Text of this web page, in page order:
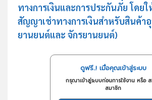
ทางการเงินและการประกันภัย โดย
สัญญาเช่าทางการเงินสำหรับสินค้า
ยานยนต์และ จักรยานยนต์)
ดูฟรี..! เมื่อคุณเข้าสู่ระบบ
กรุณาเข้าสู่ระบบก่อนการใช้งาน หรือ
สมาชิก